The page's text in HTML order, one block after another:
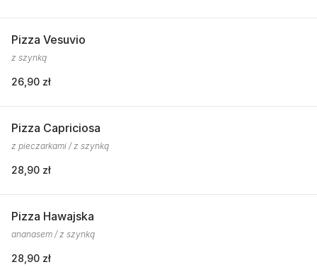
Pizza Vesuvio
z szynką
26,90 zł
Pizza Capriciosa
z pieczarkami / z szynką
28,90 zł
Pizza Hawajska
ananasem / z szynką
28,90 zł